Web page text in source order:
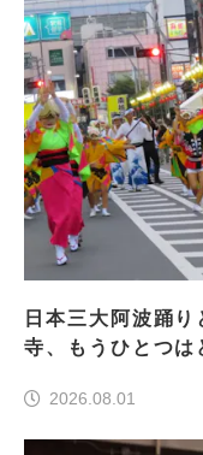
日本三大阿波踊
寺、もうひとつは
2026.08.01